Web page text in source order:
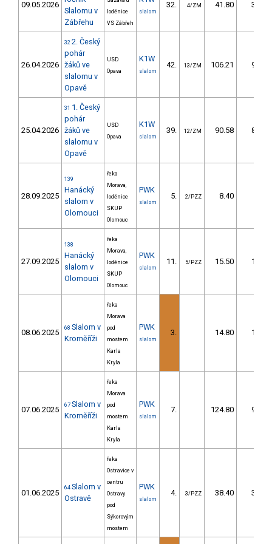
09.05.2026
Slalomu v
Zábřehu
loděnice
VS Zábřeh
slalom
32. 4/ZM 41.80 36,5
26.04.2026
32 2. Český
pohár
žáků ve
slalomu v
Opavě
USD
Opava
K1W
slalom
42. 13/ZM 106.21 97,6
25.04.2026
31 1. Český
pohár
žáků ve
slalomu v
Opavě
USD
Opava
K1W
slalom
39. 12/ZM 90.58 84,0
28.09.2025
139
Hanácký
slalom v
Olomouci
řeka
Morava,
loděnice
SKUP
Olomouc
PWK
slalom
5. 2/PZZ 8.40
27.09.2025
138
Hanácký
slalom v
Olomouci
řeka
Morava,
loděnice
SKUP
Olomouc
PWK
slalom
11. 5/PZZ 15.50 11,7
08.06.2025 68 Slalom v
Kroměříži
řeka
Morava
pod
mostem
Karla
Kryla
PWK
slalom
3. 14.80 12,0
07.06.2025 67 Slalom v
Kroměříži
řeka
Morava
pod
mostem
Karla
Kryla
PWK
slalom
7. 124.80 93,7
01.06.2025
64 Slalom v
Ostravě
řeka
Ostravice v
centru
Ostravy
pod
Sýkorovým
mostem
PWK
slalom
4. 3/PZZ 38.40 33,3